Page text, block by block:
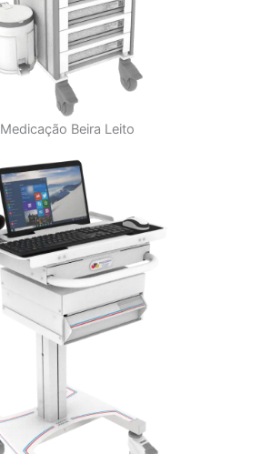
Medicação Beira Leito